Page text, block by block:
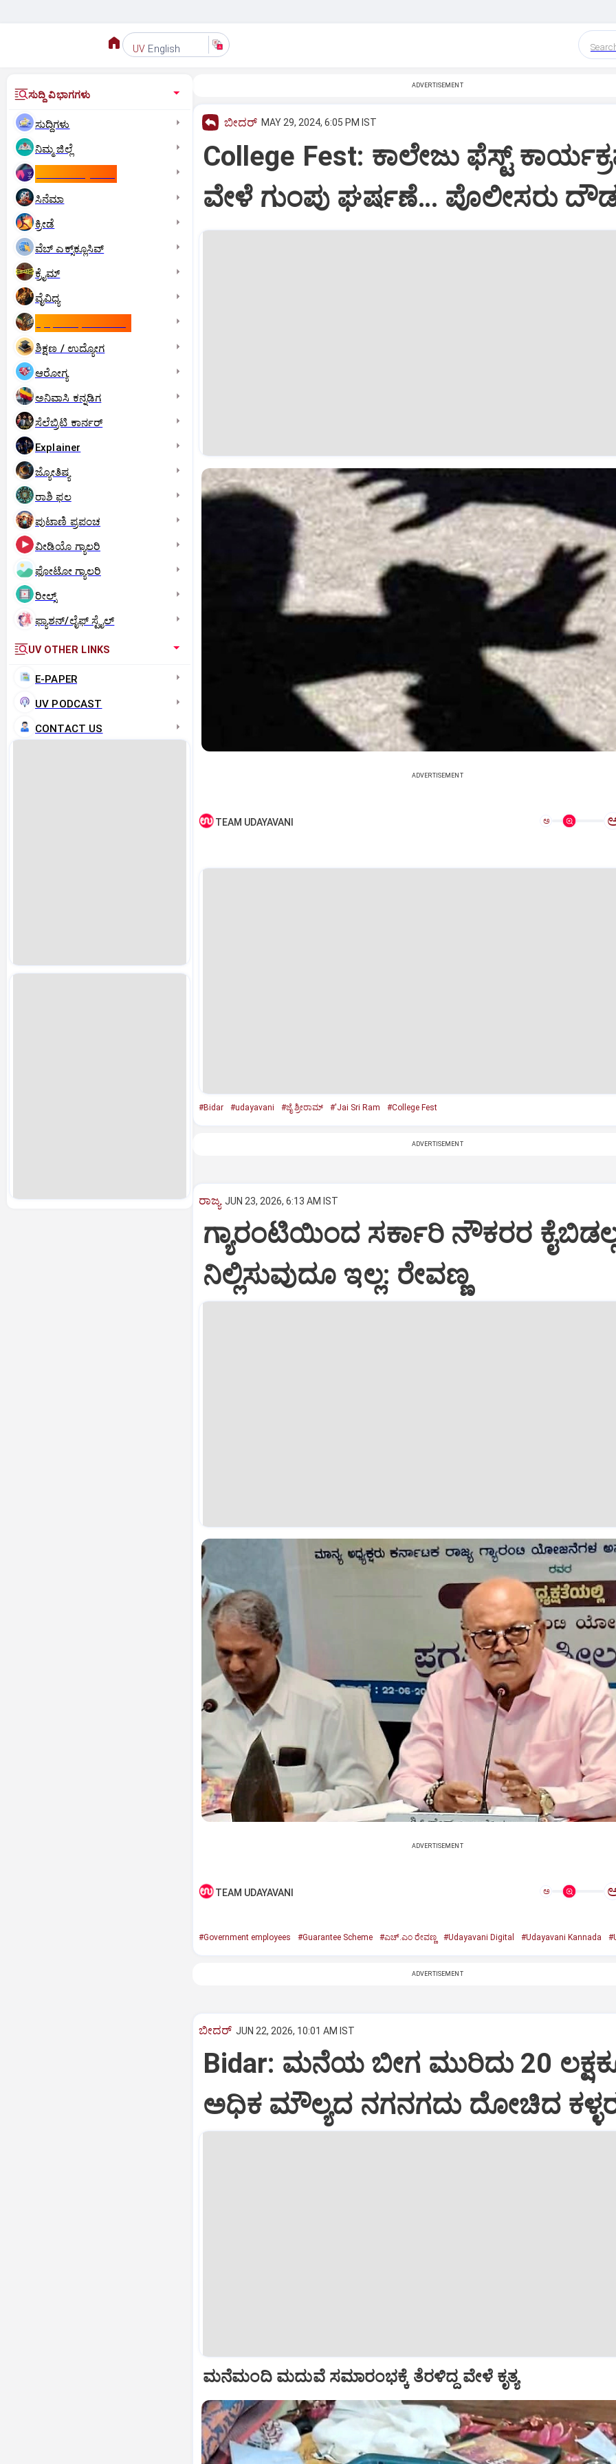
UV English
ಸುದ್ದಿ ವಿಭಾಗಗಳು
ಸುದ್ದಿಗಳು
ನಿಮ್ಮ ಜಿಲ್ಲೆ
ಸಿನೆಮಾ
ಕ್ರೀಡೆ
ವೆಬ್ ಎಕ್ಸ್‌ಕ್ಲೂಸಿವ್
ಕ್ರೈಮ್
ವೈವಿಧ್ಯ
ಶಿಕ್ಷಣ / ಉದ್ಯೋಗ
ಆರೋಗ್ಯ
ಅನಿವಾಸಿ ಕನ್ನಡಿಗ
ಸೆಲೆಬ್ರಿಟಿ ಕಾರ್ನರ್‌
Explainer
ಜ್ಯೋತಿಷ್ಯ
ರಾಶಿ ಫಲ
ಪುಟಾಣಿ ಪ್ರಪಂಚ
ವೀಡಿಯೊ ಗ್ಯಾಲರಿ
ಫೋಟೋ ಗ್ಯಾಲರಿ
ರೀಲ್ಸ್
ಫ್ಯಾಶನ್/ಲೈಫ್‌ ಸ್ಟೈಲ್
UV OTHER LINKS
E-PAPER
UV PODCAST
CONTACT US
ADVERTISEMENT
ಬೀದರ್ MAY 29, 2024, 6:05 PM IST
College Fest: ಕಾಲೇಜು ಫೆಸ್ಟ್
ವೇಳೆ ಗುಂಪು ಘರ್ಷಣೆ… ಪೊಲೀಸರು
ADVERTISEMENT
TEAM UDAYAVANI ಅ
#Bidar #udayavani #ಜೈ ಶ್ರೀರಾಮ್‌ #'Jai Sri Ram #College Fest
ADVERTISEMENT
ರಾಜ್ಯ JUN 23, 2026, 6:13 AM IST
ಗ್ಯಾರಂಟಿಯಿಂದ ಸರ್ಕಾರಿ ನೌಕರರ
ನಿಲ್ಲಿಸುವುದೂ ಇಲ್ಲ: ರೇವಣ್ಣ
ADVERTISEMENT
TEAM UDAYAVANI ಅ
#Government employees #Guarantee Scheme #ಎಚ್.ಎಂ ರೇವಣ್ಣ #Udayavani Digital #Udayavani Kannada
ADVERTISEMENT
ಬೀದರ್ JUN 22, 2026, 10:01 AM IST
Bidar: ಮನೆಯ ಬೀಗ ಮುರಿದು 20
ಅಧಿಕ ಮೌಲ್ಯದ ನಗನಗದು ದೋಚಿದ
ಮನೆಮಂದಿ ಮದುವೆ ಸಮಾರಂಭಕ್ಕೆ ತೆರಳಿದ್ದ ವೇಳೆ ಕೃತ್ಯ